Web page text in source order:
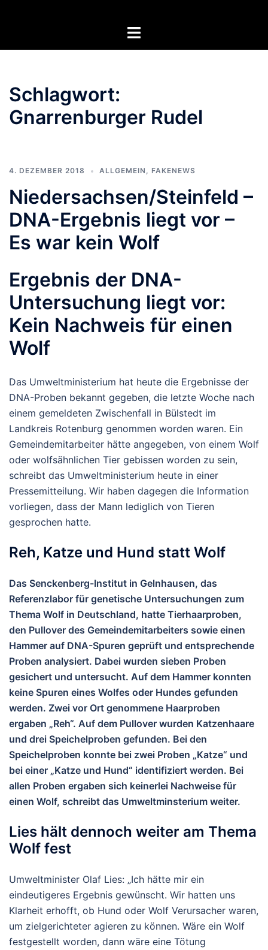
Menü
Schlagwort:
Gnarrenburger Rudel
4. DEZEMBER 2018 ALLGEMEIN , FAKENEWS
Niedersachsen/Steinfeld –
DNA-Ergebnis liegt vor –
Es war kein Wolf
Ergebnis der DNA-
Untersuchung liegt vor:
Kein Nachweis für einen
Wolf
Das Umweltministerium hat heute die Ergebnisse der
DNA-Proben bekannt gegeben, die letzte Woche nach
einem gemeldeten Zwischenfall in Bülstedt im
Landkreis Rotenburg genommen worden waren. Ein
Gemeindemitarbeiter hätte angegeben, von einem Wolf
oder wolfsähnlichen Tier gebissen worden zu sein,
schreibt das Umweltministerium heute in einer
Pressemitteilung. Wir haben dagegen die Information
vorliegen, dass der Mann lediglich von Tieren
gesprochen hatte.
Reh, Katze und Hund statt Wolf
Das Senckenberg-Institut in Gelnhausen, das
Referenzlabor für genetische Untersuchungen zum
Thema Wolf in Deutschland, hatte Tierhaarproben,
den Pullover des Gemeindemitarbeiters sowie einen
Hammer auf DNA-Spuren geprüft und entsprechende
Proben analysiert. Dabei wurden sieben Proben
gesichert und untersucht. Auf dem Hammer konnten
keine Spuren eines Wolfes oder Hundes gefunden
werden. Zwei vor Ort genommene Haarproben
ergaben „Reh“. Auf dem Pullover wurden Katzenhaare
und drei Speichelproben gefunden. Bei den
Speichelproben konnte bei zwei Proben „Katze“ und
bei einer „Katze und Hund“ identifiziert werden. Bei
allen Proben ergaben sich keinerlei Nachweise für
einen Wolf, schreibt das Umweltminsterium weiter.
Lies hält dennoch weiter am Thema
Wolf fest
Umweltminister Olaf Lies: „Ich hätte mir ein
eindeutigeres Ergebnis gewünscht. Wir hatten uns
Klarheit erhofft, ob Hund oder Wolf Verursacher waren,
um zielgerichteter agieren zu können. Wäre ein Wolf
festgestellt worden, dann wäre eine Tötung